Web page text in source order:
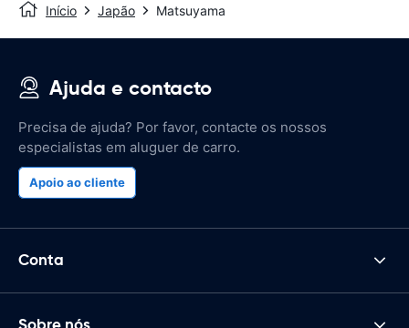
Início Japão Matsuyama
Ajuda e contacto
Precisa de ajuda? Por favor, contacte os nossos
especialistas em aluguer de carro.
Apoio ao cliente
Conta